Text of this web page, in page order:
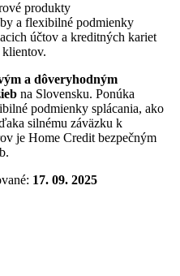
produkty
a flexibilné podmienky
účtov a kreditných kariet
klientov.
a dôveryhodným
na Slovensku. Ponúka
podmienky splácania, ako
silnému záväzku k
je Home Credit bezpečným
17. 09. 2025